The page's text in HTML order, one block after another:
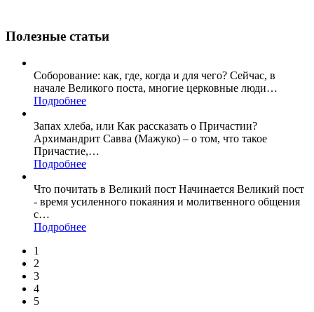
Полезные статьи
Соборование: как, где, когда и для чего? Сейчас, в
начале Великого поста, многие церковные люди…
Подробнее
Запах хлеба, или Как рассказать о Причастии?
Архимандрит Савва (Мажуко) – о том, что такое
Причастие,…
Подробнее
Что почитать в Великий пост Начинается Великий пост
- время усиленного покаяния и молитвенного общения
с…
Подробнее
1
2
3
4
5